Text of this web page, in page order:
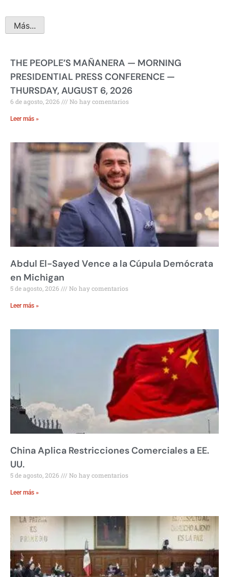
Más...
THE PEOPLE’S MAÑANERA — MORNING
PRESIDENTIAL PRESS CONFERENCE —
THURSDAY, AUGUST 6, 2026
6 de agosto, 2026 No hay comentarios
Leer más »
Abdul El-Sayed Vence a la Cúpula Demócrata
en Michigan
5 de agosto, 2026 No hay comentarios
Leer más »
China Aplica Restricciones Comerciales a EE.
UU.
5 de agosto, 2026 No hay comentarios
Leer más »